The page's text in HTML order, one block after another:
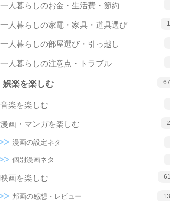
一人暮らしのお金・生活費・節約
一人暮らしの家電・家具・道具選び
一人暮らしの部屋選び・引っ越し
一人暮らしの注意点・トラブル
娯楽を楽しむ
音楽を楽しむ
漫画・マンガを楽しむ
漫画の設定ネタ
個別漫画ネタ
映画を楽しむ
邦画の感想・レビュー